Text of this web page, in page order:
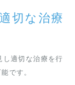
切な治療
適切な治療を行
です。